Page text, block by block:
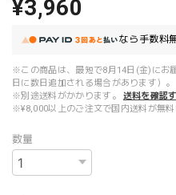
¥3,960
なら 手数料
※この商品は、最短で8月14日(金)にお
日に数日追加される場合があります）。
※別途送料がかかります。
送料を確認
※¥8,000以上のご注文で国内送料が無料
数量